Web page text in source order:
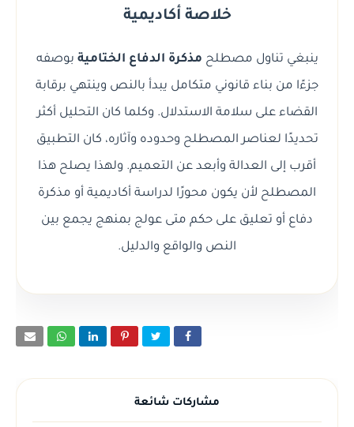
خلاصة أكاديمية
ينبغي تناول مصطلح مذكرة الدفاع الختامية بوصفه
جزءًا من بناء قانوني متكامل يبدأ بالنص وينتهي برقابة
القضاء على سلامة الاستدلال. وكلما كان التحليل أكثر
تحديدًا لعناصر المصطلح وحدوده وآثاره، كان التطبيق
أقرب إلى العدالة وأبعد عن التعميم. ولهذا يصلح هذا
المصطلح لأن يكون محورًا لدراسة أكاديمية أو مذكرة
دفاع أو تعليق على حكم متى عولج بمنهج يجمع بين
النص والواقع والدليل.
مشاركات شائعة